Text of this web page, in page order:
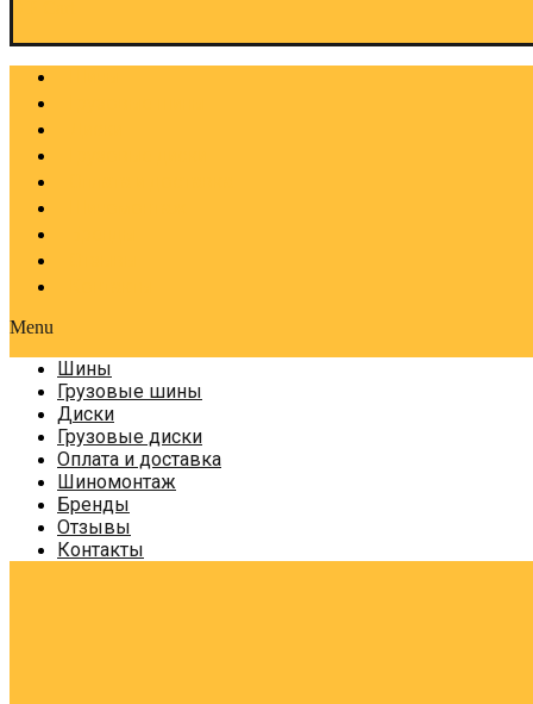
Menu
Шины
Грузовые шины
Диски
Грузовые диски
Оплата и доставка
Шиномонтаж
Бренды
Отзывы
Контакты